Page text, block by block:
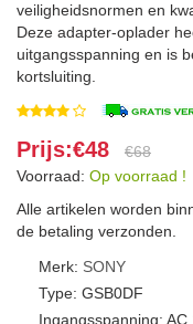
veiligheidsnormen en
Deze adapter-oplader
uitgangsspanning en is
kortsluiting.
Prijs:€48
€68
Voorraad: Op voorraad !
Alle artikelen worden
de betaling verzonden.
Merk: SONY
Type: GSB0DF
Ingangsspanning: